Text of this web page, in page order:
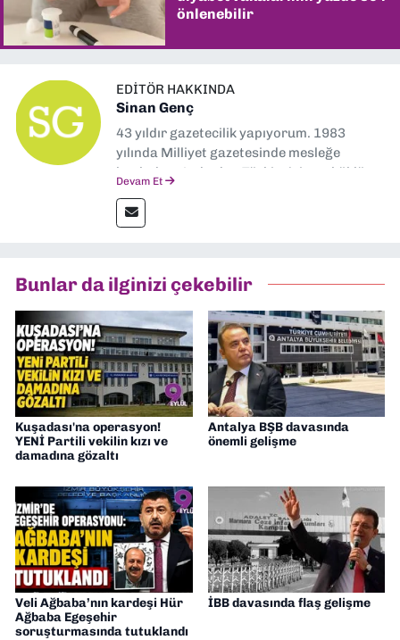
önlenebilir
EDITÖR HAKKINDA
Sinan Genç
43 yıldır gazetecilik yapıyorum. 1983
yılında Milliyet gazetesinde mesleğe
başladım. Ardından Türkiye’nin en köklü
muhabir, editör, müdür yardımcısı ve spor
müdürü olarak görev yaptım. Ayrıca Yeni
Gazetesi'nde editörlük yapıyorum
Devam Et
Bunlar da ilginizi çekebilir
Kuşadası'na operasyon!
YENİ Partili vekilin kızı ve
damadına gözaltı
Antalya BŞB davasında
önemli gelişme
Veli Ağbaba’nın kardeşi Hür
Ağbaba Egeşehir
soruşturmasında tutuklandı
İBB davasında flaş gelişme